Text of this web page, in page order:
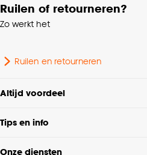
Ruilen of retourneren?
Zo werkt het
Ruilen en retourneren
Altijd voordeel
Tips en info
Onze diensten